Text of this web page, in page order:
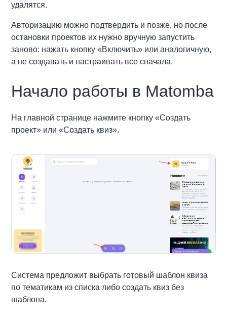
удалятся.
Авторизацию можно подтвердить и позже, но после
остановки проектов их нужно вручную запустить
заново: нажать кнопку «Включить» или аналогичную,
а не создавать и настраивать все сначала.
Начало работы в Matomba
На главной странице нажмите кнопку «Создать
проект» или «Создать квиз».
Система предложит выбрать готовый шаблон квиза
по тематикам из списка либо создать квиз без
шаблона.